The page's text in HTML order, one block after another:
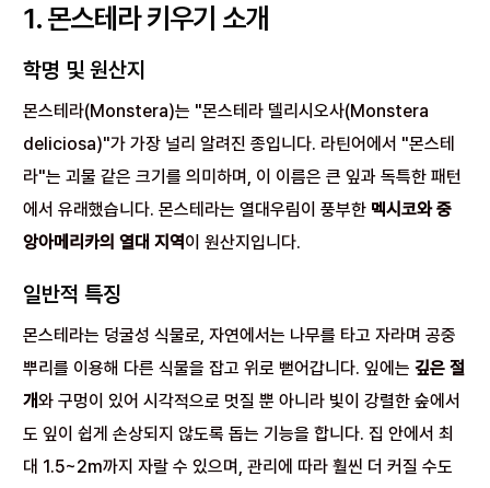
1. 몬스테라 키우기 소개
학명 및 원산지
몬스테라(Monstera)는 "몬스테라 델리시오사(Monstera
deliciosa)"가 가장 널리 알려진 종입니다. 라틴어에서 "몬스테
라"는 괴물 같은 크기를 의미하며, 이 이름은 큰 잎과 독특한 패턴
에서 유래했습니다. 몬스테라는 열대우림이 풍부한 멕시코와 중
앙아메리카의 열대 지역이 원산지입니다.
일반적 특징
몬스테라는 덩굴성 식물로, 자연에서는 나무를 타고 자라며 공중
뿌리를 이용해 다른 식물을 잡고 위로 뻗어갑니다. 잎에는깊은 절
개와 구멍이 있어 시각적으로 멋질 뿐 아니라 빛이 강렬한 숲에서
도 잎이 쉽게 손상되지 않도록 돕는 기능을 합니다. 집 안에서 최
대 1.5~2m까지 자랄 수 있으며, 관리에 따라 훨씬 더 커질 수도